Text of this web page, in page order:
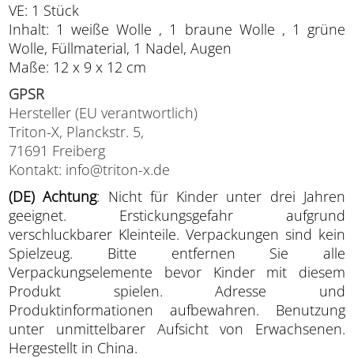
VE: 1 Stück
Inhalt: 1 weiße Wolle , 1 braune Wolle , 1 grüne
Wolle, Füllmaterial, 1 Nadel, Augen
Maße: 12 x 9 x 12 cm
GPSR
Hersteller (EU verantwortlich)
Triton-X, Planckstr. 5,
71691 Freiberg
Kontakt: info@triton-x.de
(DE) Achtung: Nicht für Kinder unter drei Jahren
geeignet. Erstickungsgefahr aufgrund
verschluckbarer Kleinteile. Verpackungen sind kein
Spielzeug. Bitte entfernen Sie alle
Verpackungselemente bevor Kinder mit diesem
Produkt spielen. Adresse und
Produktinformationen aufbewahren. Benutzung
unter unmittelbarer Aufsicht von Erwachsenen.
Hergestellt in China.